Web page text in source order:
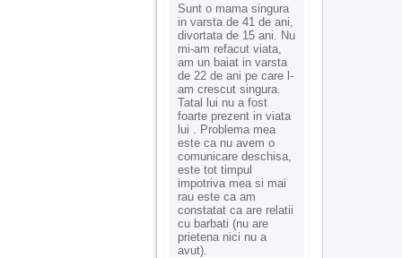
Sunt o mama singura
in varsta de 41 de ani,
divortata de 15 ani. Nu
mi-am refacut viata,
am un baiat in varsta
de 22 de ani pe care l-
am crescut singura.
Tatal lui nu a fost
foarte prezent in viata
lui . Problema mea
este ca nu avem o
comunicare deschisa,
este tot timpul
impotriva mea si mai
rau este ca am
constatat ca are relatii
cu barbati (nu are
prietena nici nu a
avut).